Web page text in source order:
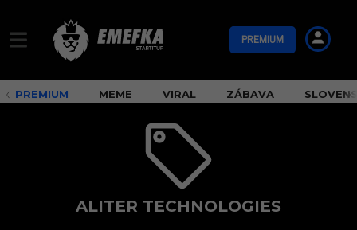
PREMIUM
PREMIUM MEME VIRAL ZÁBAVA
ALITER TECHNOLOGIES